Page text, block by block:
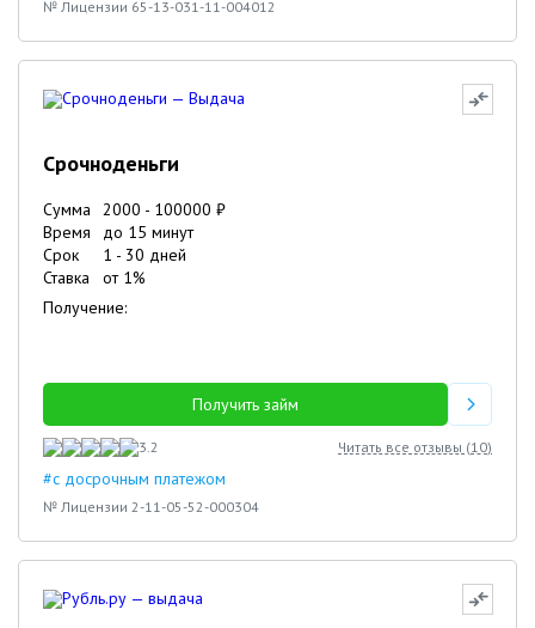
№ Лицензии 65-13-031-11-004012
Срочноденьги
Сумма 2000 - 100000 ₽
Время
до 15 минут
Срок
1 - 30 дней
Ставка
от 1%
Получение:
Получить займ
3.2 Читать все отзывы (10)
#с досрочным платежом
№ Лицензии 2-11-05-52-000304